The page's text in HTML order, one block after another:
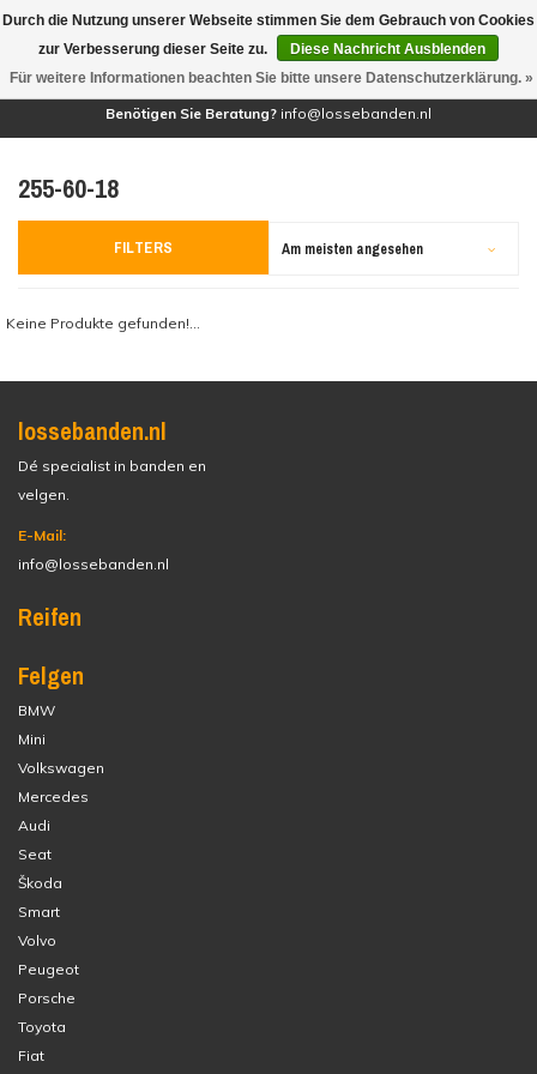
(0)
Benötigen Sie Beratung? info@lossebanden.nl
255-60-18
FILTERS Am meisten angesehen
Keine Produkte gefunden!...
lossebanden.nl
Dé specialist in banden en
velgen.
E-Mail:
info@lossebanden.nl
Reifen
Felgen
BMW
Mini
Volkswagen
Mercedes
Audi
Seat
Škoda
Smart
Volvo
Peugeot
Porsche
Toyota
Fiat
Durch die Nutzung unserer Webseite stimmen Sie dem Gebrauch von Cookies
zur Verbesserung dieser Seite zu.
Diese Nachricht Ausblenden
Für weitere Informationen beachten Sie bitte unsere Datenschutzerklärung. »